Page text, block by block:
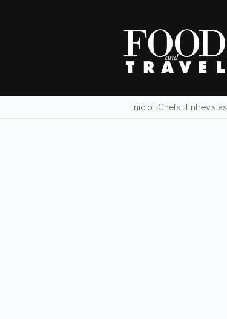
Inicio Chefs Entrevistas